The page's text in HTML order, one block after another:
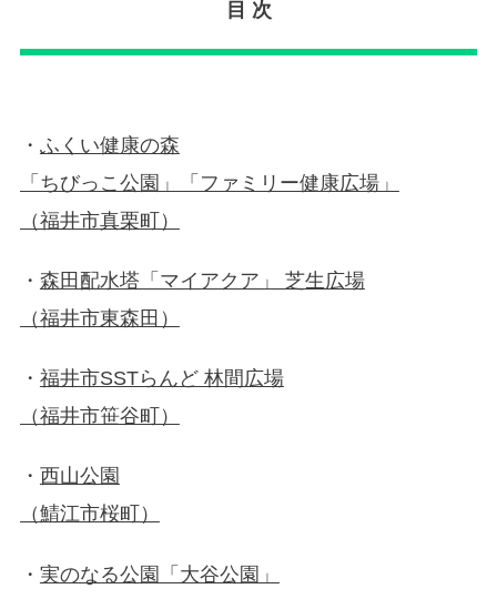
目 次
・ ふくい健康の森
「ちびっこ公園」「ファミリー健康広場」
（福井市真栗町）
・ 森田配水塔「マイアクア」 芝生広場
（福井市東森田）
・ 福井市SSTらんど 林間広場
（福井市笹谷町）
・ 西山公園
（鯖江市桜町）
・ 実のなる公園「大谷公園」